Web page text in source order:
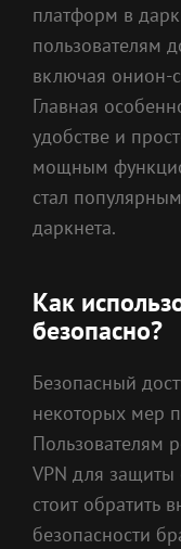
платформ в
пользователям
включая онион-
Главная
удобстве и
мощным
стал
даркнета.
Как
безопасно?
Безопасный
некоторых мер
Пользователям
VPN для защиты
стоит обратить
безопасности